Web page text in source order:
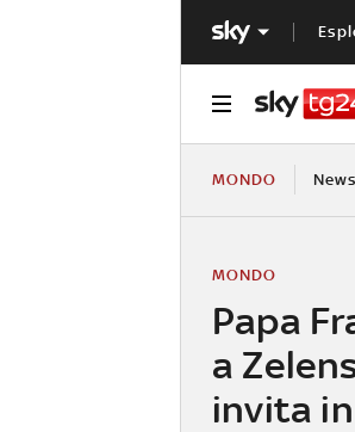
MONDO News
Papa
a
invita
MONDO